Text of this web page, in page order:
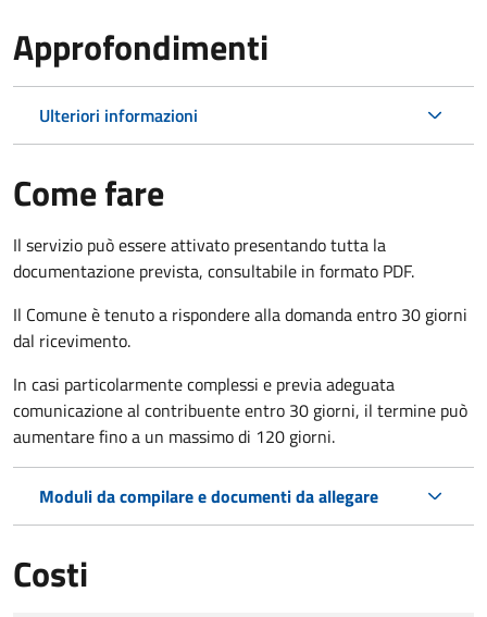
Approfondimenti
Ulteriori informazioni
Come fare
Il servizio può essere attivato presentando tutta la
documentazione prevista, consultabile in formato PDF.
Il Comune è tenuto a rispondere alla domanda entro 30 giorni
dal ricevimento.
In casi particolarmente complessi e previa adeguata
comunicazione al contribuente entro 30 giorni, il termine può
aumentare fino a un massimo di 120 giorni.
Moduli da compilare e documenti da allegare
Costi